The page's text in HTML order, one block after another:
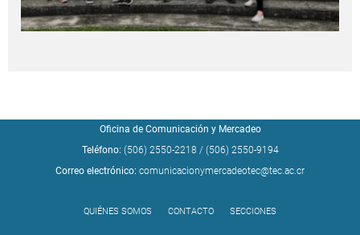
Oficina de Comunicación y Mercadeo
Teléfono: (506) 2550-2218 / (506) 2550-9194
Correo electrónico: comunicacionymercadeotec@tec.ac.cr
QUIÉNES SOMOS CONTACTO SECCIONES